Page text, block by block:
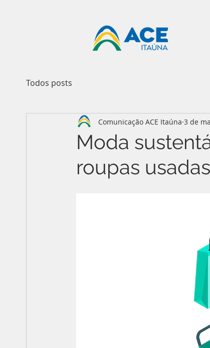
Todos posts
Moda
roupas
Comunicação ACE Itaúna 3 de